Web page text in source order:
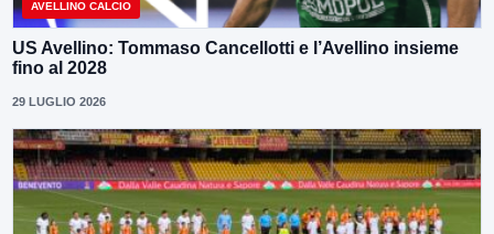
AVELLINO CALCIO
US Avellino: Tommaso Cancellotti e l’Avellino insieme
fino al 2028
29 LUGLIO 2026